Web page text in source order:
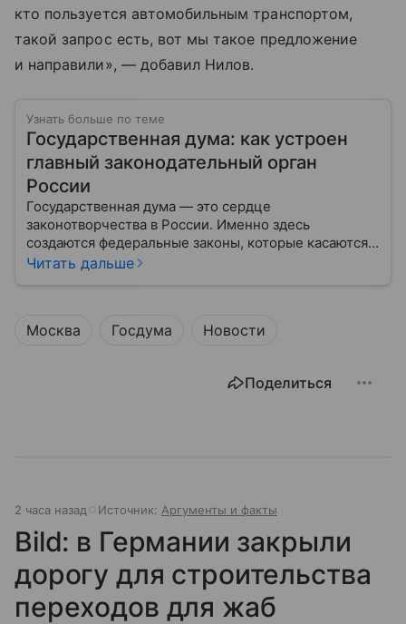
кто пользуется автомобильным транспортом,
такой запрос есть, вот мы такое предложение
и направили», — добавил Нилов.
Узнать больше по теме
Государственная дума: как устроен
главный законодательный орган
России
Государственная дума — это сердце
законотворчества в России. Именно здесь
создаются федеральные законы, которые касаются
жизни каждого гражданина: от образования и
Читать дальше
Москва Госдума Новости
Поделиться
2 часа назад Источник: Аргументы и факты
Bild: в Германии закрыли
дорогу для строительства
переходов для жаб